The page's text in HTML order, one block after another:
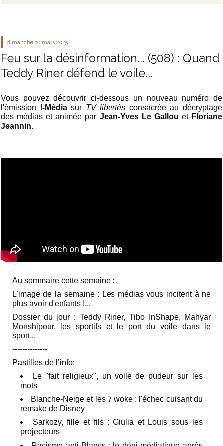
dimanche 30 mars 2025
Feu sur la désinformation... (508) : Quand
Teddy Riner défend le voile...
Vous pouvez découvrir ci-dessous un nouveau numéro de
l'émission
I-Médiasur TV libertés consacrée au décryptage
des médias et animée par Jean-Yves Le Gallou et Floriane
Jeannin.
Au sommaire cette semaine :
L'image de la semaine : Les médias vous incitent à ne
plus avoir d'enfants !...
Dossier du jour : Teddy Riner, Tibo InShape, Mahyar
Monshipour, les sportifs et le port du voile dans le
sport...
‐-‐-----------
Pastilles de l’info:
Le "fait religieux", un voile de pudeur sur les
mots
Blanche-Neige et les 7 woke : l'échec cuisant du
remake de Disney
Sarkozy, fille et fils : Giulia et Louis sous les
projecteurs